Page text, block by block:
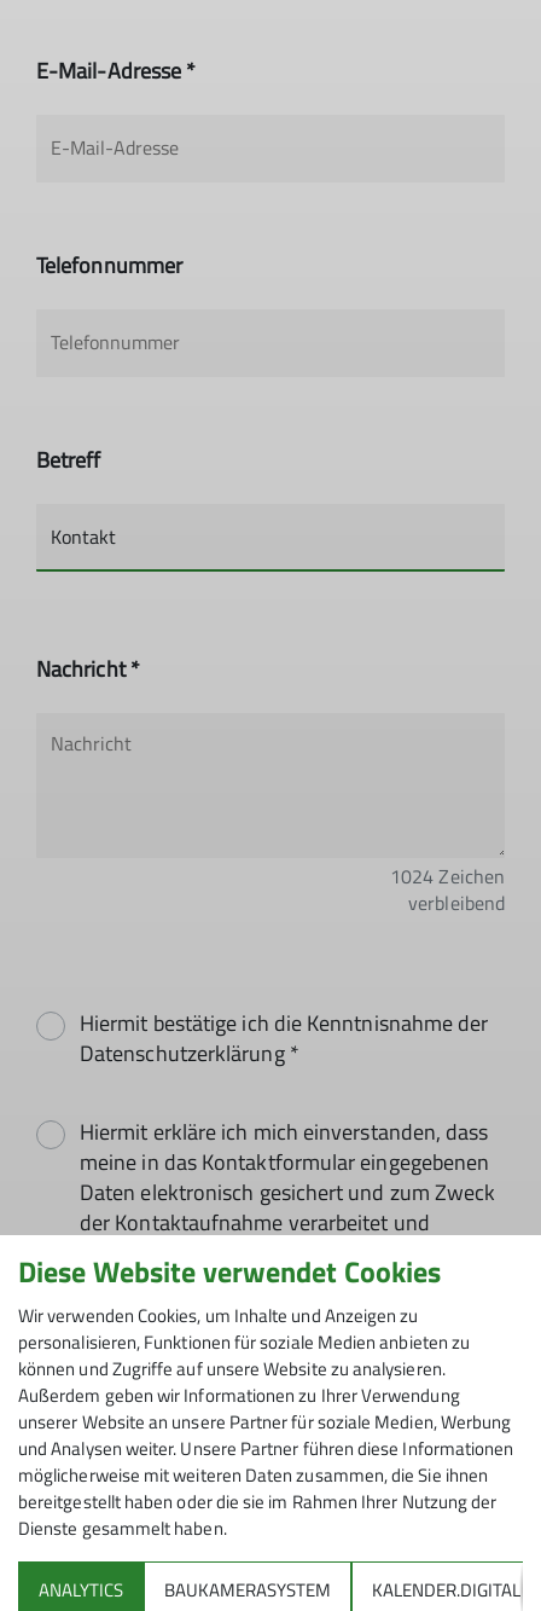
E-Mail-Adresse *
Telefonnummer
Betreff
Nachricht *
1024Zeichen
verbleibend
Hiermit bestätige ich die Kenntnisnahme der
Datenschutzerklärung *
Hiermit erkläre ich mich einverstanden, dass
meine in das Kontaktformular eingegebenen
Daten elektronisch gesichert und zum Zweck
der Kontaktaufnahme verarbeitet und
meine Einwilligung jederzeit wiederrufen
kann. *
Mit (*) markierte Felder
sind Pflichtfelder
Absenden
Diese Website verwendet Cookies
Wir verwenden Cookies, um Inhalte und Anzeigen zu
personalisieren, Funktionen für soziale Medien anbieten zu
können und Zugriffe auf unsere Website zu analysieren.
Außerdem geben wir Informationen zu Ihrer Verwendung
unserer Website an unsere Partner für soziale Medien, Werbung
und Analysen weiter. Unsere Partner führen diese Informationen
möglicherweise mit weiteren Daten zusammen, die Sie ihnen
bereitgestellt haben oder die sie im Rahmen Ihrer Nutzung der
Dienste gesammelt haben.
ANALYTICS BAUKAMERASYSTEM KALENDER.DIGITAL